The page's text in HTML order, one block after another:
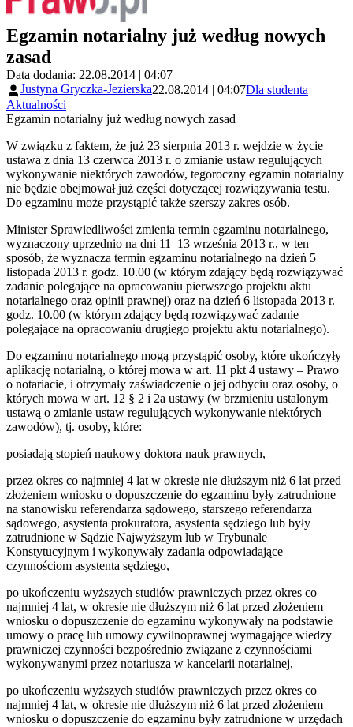
Egzamin notarialny już według nowych
zasad
Data dodania: 22.08.2014 | 04:07
Justyna Gryczka-Jezierska22.08.2014 | 04:07Dla studenta
Aktualności
Egzamin notarialny już według nowych zasad
W związku z faktem, że już 23 sierpnia 2013 r. wejdzie w życie
ustawa z dnia 13 czerwca 2013 r. o zmianie ustaw regulujących
wykonywanie niektórych zawodów, tegoroczny egzamin notarialny
nie będzie obejmował już części dotyczącej rozwiązywania testu.
Do egzaminu może przystąpić także szerszy zakres osób.
Minister Sprawiedliwości zmienia termin egzaminu notarialnego,
wyznaczony uprzednio na dni 11–13 września 2013 r., w ten
sposób, że wyznacza termin egzaminu notarialnego na dzień 5
listopada 2013 r. godz. 10.00 (w którym zdający będą rozwiązywać
zadanie polegające na opracowaniu pierwszego projektu aktu
notarialnego oraz opinii prawnej) oraz na dzień 6 listopada 2013 r.
godz. 10.00 (w którym zdający będą rozwiązywać zadanie
polegające na opracowaniu drugiego projektu aktu notarialnego).
Do egzaminu notarialnego mogą przystąpić osoby, które ukończyły
aplikację notarialną, o której mowa w art. 11 pkt 4 ustawy – Prawo
o notariacie, i otrzymały zaświadczenie o jej odbyciu oraz osoby, o
których mowa w art. 12 § 2 i 2a ustawy (w brzmieniu ustalonym
ustawą o zmianie ustaw regulujących wykonywanie niektórych
zawodów), tj. osoby, które:
posiadają stopień naukowy doktora nauk prawnych,
przez okres co najmniej 4 lat w okresie nie dłuższym niż 6 lat przed
złożeniem wniosku o dopuszczenie do egzaminu były zatrudnione
na stanowisku referendarza sądowego, starszego referendarza
sądowego, asystenta prokuratora, asystenta sędziego lub były
zatrudnione w Sądzie Najwyższym lub w Trybunale
Konstytucyjnym i wykonywały zadania odpowiadające
czynnościom asystenta sędziego,
po ukończeniu wyższych studiów prawniczych przez okres co
najmniej 4 lat, w okresie nie dłuższym niż 6 lat przed złożeniem
wniosku o dopuszczenie do egzaminu wykonywały na podstawie
umowy o pracę lub umowy cywilnoprawnej wymagające wiedzy
prawniczej czynności bezpośrednio związane z czynnościami
wykonywanymi przez notariusza w kancelarii notarialnej,
po ukończeniu wyższych studiów prawniczych przez okres co
najmniej 4 lat, w okresie nie dłuższym niż 6 lat przed złożeniem
wniosku o dopuszczenie do egzaminu były zatrudnione w urzędach